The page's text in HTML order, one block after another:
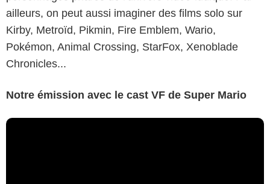
ailleurs, on peut aussi imaginer des films solo sur
Kirby, Metroïd, Pikmin, Fire Emblem, Wario,
Pokémon, Animal Crossing, StarFox, Xenoblade
Chronicles...
Notre émission avec le cast VF de Super Mario